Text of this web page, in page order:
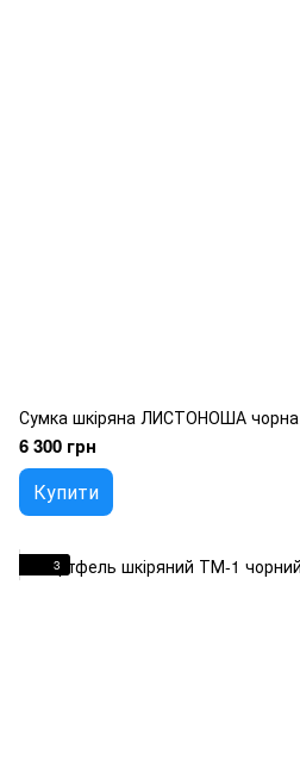
Сумка шкіряна ЛИСТОНОША чорна
6 300 грн
Купити
3